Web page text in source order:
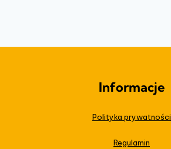
Informacje
Polityka prywatności
Regulamin